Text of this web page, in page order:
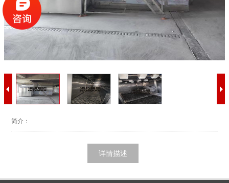
简介：
详情描述